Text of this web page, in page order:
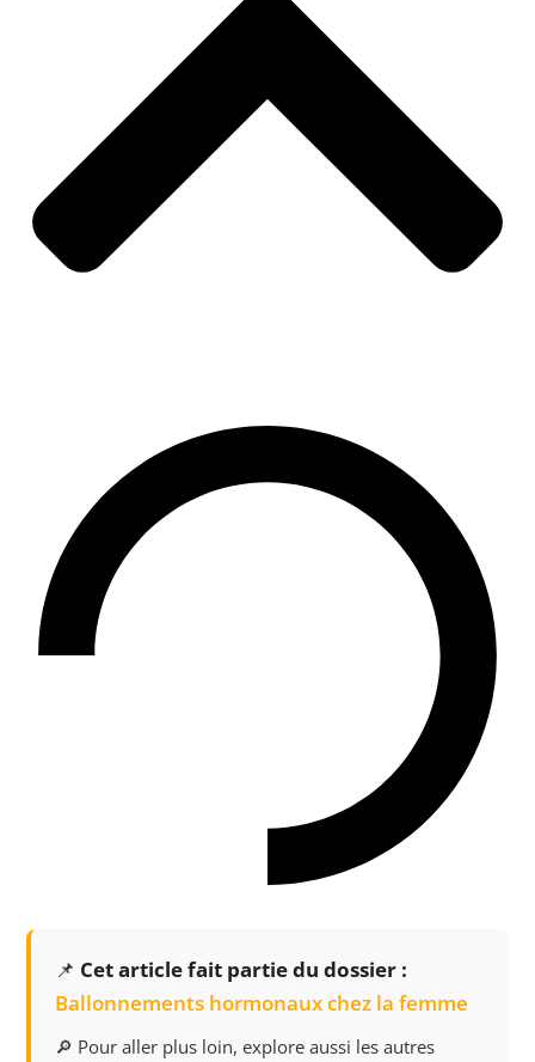
📌 Cet article fait partie du dossier :
Ballonnements hormonaux chez la femme
🔎 Pour aller plus loin, explore aussi les autres